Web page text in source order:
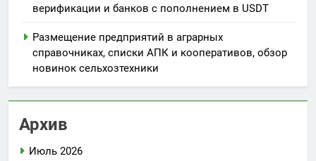
верификации и банков с пополнением в USDT
Размещение предприятий в аграрных
справочниках, списки АПК и кооперативов, обзор
новинок сельхозтехники
Архив
Июль 2026